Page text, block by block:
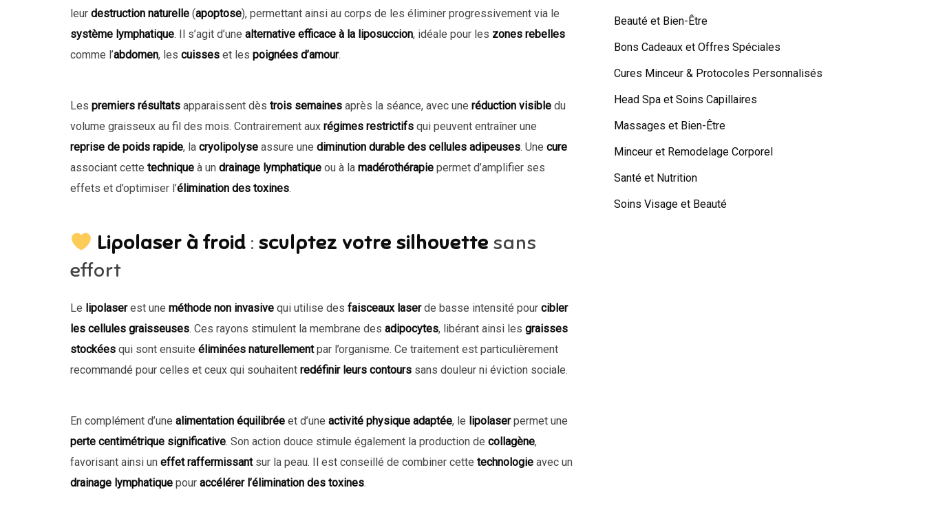
leur destruction naturelle (apoptose), permettant ainsi au corps de les éliminer progressivement via le
système lymphatique. Il s’agit d’une alternative efficace à la liposuccion, idéale pour les zones rebelles
comme l’abdomen, les cuisses et les poignées d’amour.
Les premiers résultats apparaissent dès trois semaines après la séance, avec une réduction visible du
volume graisseux au fil des mois. Contrairement aux régimes restrictifs qui peuvent entraîner une
reprise de poids rapide, la cryolipolyse assure une diminution durable des cellules adipeuses. Une cure
associant cette technique à un drainage lymphatique ou à la madérothérapie permet d’amplifier ses
effets et d’optimiser l’élimination des toxines.
Lipolaser à froid: sculptez votre silhouette sans
effort
Le lipolaserest une méthode non invasive qui utilise des faisceaux laserde basse intensité pour cibler
les cellules graisseuses. Ces rayons stimulent la membrane des adipocytes, libérant ainsi les graisses
stockées qui sont ensuite éliminées naturellementpar l’organisme. Ce traitement est particulièrement
recommandé pour celles et ceux qui souhaitent redéfinir leurs contours sans douleur ni éviction sociale.
En complément d’une alimentation équilibrée et d’une activité physique adaptée, le lipolaserpermet une
perte centimétrique significative. Son action douce stimule également la production de collagène,
favorisant ainsi un effet raffermissantsur la peau. Il est conseillé de combiner cette technologie avec un
drainage lymphatique pour accélérer l’élimination des toxines.
Beauté et Bien-Être
Bons Cadeaux et Offres Spéciales
Cures Minceur & Protocoles Personnalisés
Head Spa et Soins Capillaires
Massages et Bien-Être
Minceur et Remodelage Corporel
Santé et Nutrition
Soins Visage et Beauté